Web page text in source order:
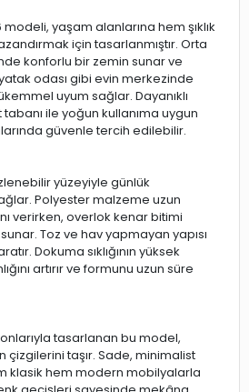
modeli, yaşam alanlarına hem şıklık
için tasarlanmıştır. Orta
konforlu bir zemin sunar ve
odası gibi evin merkezinde
uyum sağlar. Dayanıklı
tabanı ile yoğun kullanıma uygun
güvenle tercih edilebilir.
yüzeyiyle günlük
Polyester malzeme uzun
verirken, overlok kenar bitimi
Toz ve hav yapmayan yapısı
Dokuma sıklığının yüksek
artırır ve formunu uzun süre
tasarlanan bu model,
çizgilerini taşır. Sade, minimalist
klasik hem modern mobilyalarla